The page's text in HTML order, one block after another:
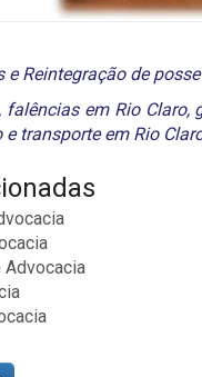
e Reintegração de
falências em Rio Claro,
e transporte em Rio
Advocacia